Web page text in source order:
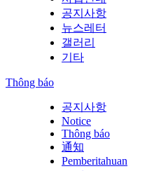
공지사항
뉴스레터
갤러리
기타
Thông báo
공지사항
Notice
Thông báo
通知
Pemberitahuan